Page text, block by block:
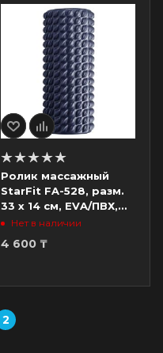
Ролик массажный
StarFit FA-528, разм.
33 х 14 см, EVA/ПВХ,
низкая жесткость,
Нет в наличии
4 600₸
2